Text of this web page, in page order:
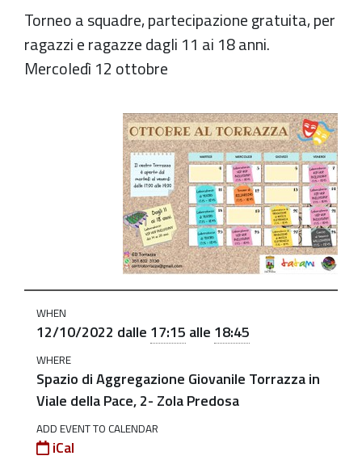
Torneo a squadre, partecipazione gratuita, per
ragazzi e ragazze dagli 11 ai 18 anni.
Mercoledì 12 ottobre
https://old.comune.zolapredosa.bo.it/events/
il_12_ott_2022
Torrazza
2022-
10-
12T17:15:00+02:00
2022-
10-
WHEN
12/10/2022 dalle 17:15 alle 18:45
WHERE
Spazio di Aggregazione Giovanile Torrazza in
Viale della Pace, 2- Zola Predosa
ADD EVENT TO CALENDAR
iCal